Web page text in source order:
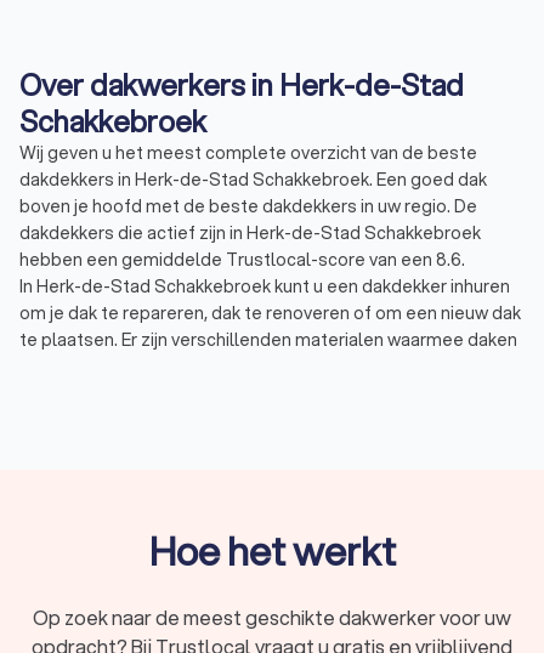
Over dakwerkers in Herk-de-Stad
Schakkebroek
Wij geven u het meest complete overzicht van de beste
dakdekkers in Herk-de-Stad Schakkebroek. Een goed dak
boven je hoofd met de beste dakdekkers in uw regio. De
dakdekkers die actief zijn in Herk-de-Stad Schakkebroek
hebben een gemiddelde Trustlocal-score van een 8.6.
In Herk-de-Stad Schakkebroek kunt u een dakdekker inhuren
om je dak te repareren, dak te renoveren of om een nieuw dak
te plaatsen. Er zijn verschillenden materialen waarmee daken
Dakpannen: dakpannen zijn de meest bekende vorm van
dakpannen: betonnen dakpannen en keramische
dakpannen (kleidakpannen). Kleipannen zijn over het
Hoe het werkt
Op zoek naar de meest geschikte dakwerker voor uw
opdracht? Bij Trustlocal vraagt u gratis en vrijblijvend